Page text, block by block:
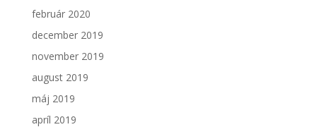
február 2020
december 2019
november 2019
august 2019
máj 2019
apríl 2019